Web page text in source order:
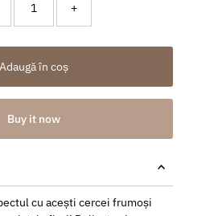
+
Adaugă în coș
Buy it now
cu acești cercei frumoși